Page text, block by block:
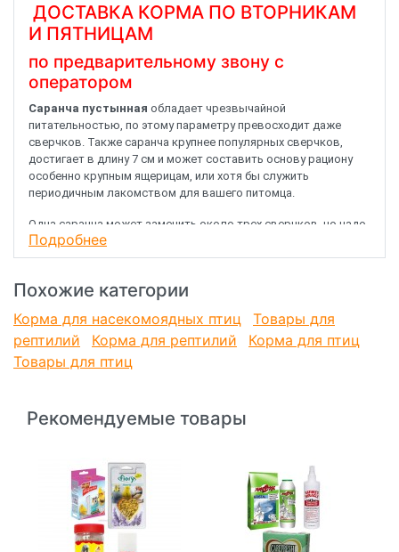
ДОСТАВКА КОРМА ПО ВТОРНИКАМ
И ПЯТНИЦАМ
по предварительному звону с
оператором
Саранча пустынная обладает чрезвычайной
питательностью, по этому параметру превосходит даже
сверчков. Также саранча крупнее популярных сверчков,
достигает в длину 7 см и может составить основу рациону
особенно крупным ящерицам, или хотя бы служить
периодичным лакомством для вашего питомца.
Одна саранча может заменить около трех сверчков, но надо
помнить, что размер кормового объекта должен
соответствовать возрасту и размеру вашего питомца.
Каким бы питательным не был корм, все равно животному
витаминов и минералов. Специальные сбалансированные
добавки для рептилий в виде порошка или жидкие вы
можете купить в нашем интернет-магазине.
Хамелеона
Варан
Василиск
Лягушка помидор
И других.
Подробнее
Похожие категории
Корма для насекомоядных птиц
Товары для
рептилий
Корма для рептилий
Корма для птиц
Товары для птиц
Рекомендуемые товары